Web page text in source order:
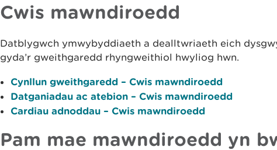
Cwis mawndiroedd
Datblygwch ymwybyddiaeth a dealltwriaeth eich
gyda’r gweithgaredd rhyngweithiol hwyliog hwn.
Cynllun gweithgaredd – Cwis mawndiroedd
Datganiadau ac atebion – Cwis mawndiroedd
Cardiau adnoddau – Cwis mawndiroedd
Pam mae mawndiroedd yn